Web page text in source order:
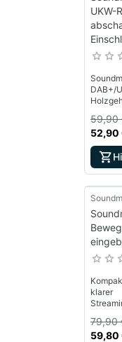
UKW-
52,90
59,90
klarer
und
59,80
79,90